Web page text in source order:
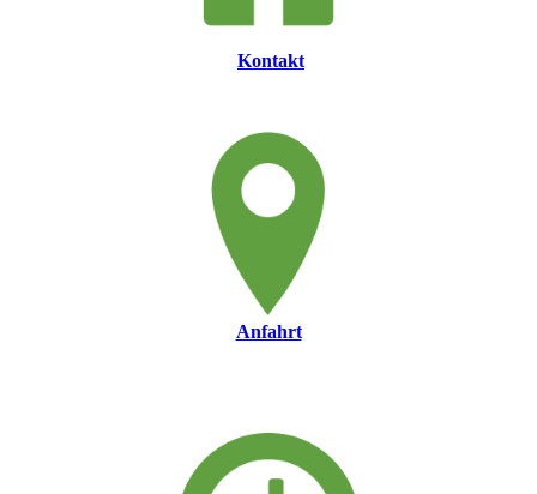
Kontakt
Anfahrt